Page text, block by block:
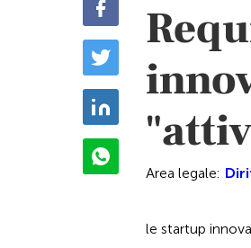
Area legale:
le startup